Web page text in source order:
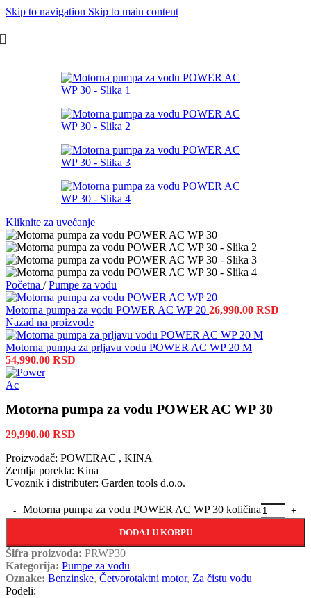
Skip to navigation Skip to main content
Kliknite za uvećanje
Početna / Pumpe za vodu
Motorna pumpa za vodu POWER AC WP 20 26,990.00 RSD
Nazad na proizvode
Motorna pumpa za prljavu vodu POWER AC WP 20 M
54,990.00 RSD
Motorna pumpa za vodu POWER AC WP 30
29,990.00 RSD
Proizvođač: POWERAC , KINA
Zemlja porekla: Kina
Uvoznik i distributer: Garden tools d.o.o.
Motorna pumpa za vodu POWER AC WP 30 količina
DODAJ U KORPU
Šifra proizvoda: PRWP30
Kategorija: Pumpe za vodu
Oznake: Benzinske, Četvorotaktni motor, Za čistu vodu
Podeli: